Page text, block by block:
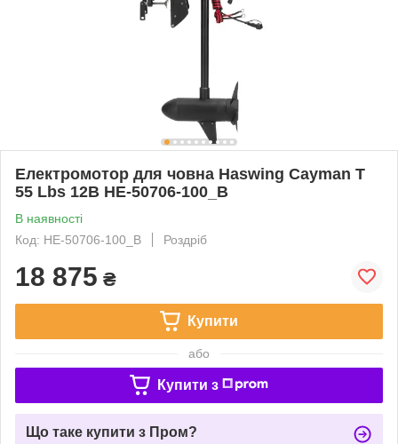
Електромотор для човна Haswing Cayman T
55 Lbs 12В HE-50706-100_B
В наявності
Код: HE-50706-100_B
Роздріб
18 875 ₴
Купити
або
Купити з
Що таке купити з Пром?